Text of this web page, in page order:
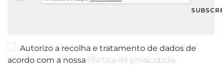
Autorizo a recolha e tratamento de dados de
acordo com a nossa Política de privacidade.